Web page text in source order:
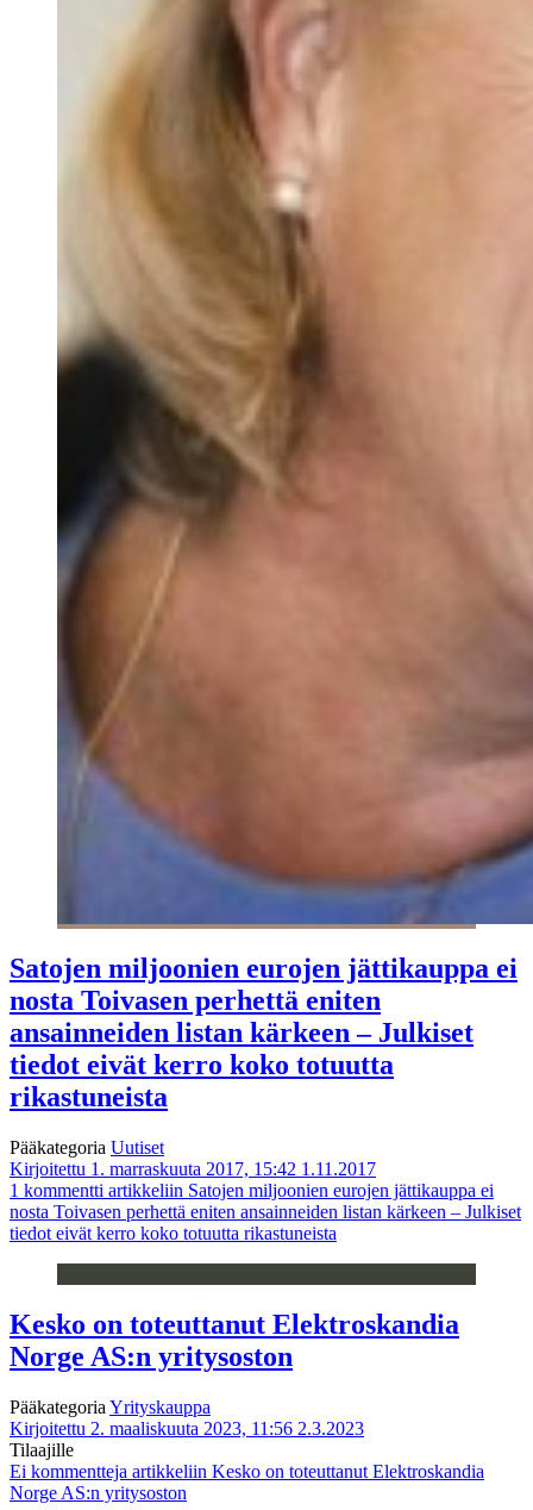
Satojen miljoonien eurojen jättikauppa ei
nosta Toivasen perhettä eniten
ansainneiden listan kärkeen – Julkiset
tiedot eivät kerro koko totuutta
rikastuneista
Pääkategoria Uutiset
Kirjoitettu 1. marraskuuta 2017, 15:42 1.11.2017
1 kommentti artikkeliin Satojen miljoonien eurojen jättikauppa ei
nosta Toivasen perhettä eniten ansainneiden listan kärkeen – Julkiset
tiedot eivät kerro koko totuutta rikastuneista
Kesko on toteuttanut Elektroskandia
Norge AS:n yritysoston
Pääkategoria Yrityskauppa
Kirjoitettu 2. maaliskuuta 2023, 11:56 2.3.2023
Tilaajille
Ei kommentteja artikkeliin Kesko on toteuttanut Elektroskandia
Norge AS:n yritysoston